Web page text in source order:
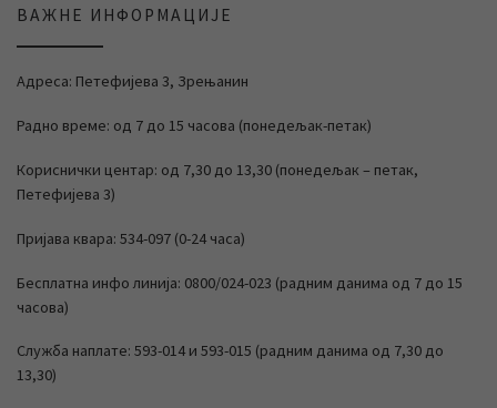
ВАЖНЕ ИНФОРМАЦИЈЕ
Адреса: Петефијева 3, Зрењанин
Радно време: од 7 до 15 часова (понедељак-петак)
Кориснички центар: од 7,30 до 13,30 (понедељак – петак,
Петефијева 3)
Пријава квара: 534-097 (0-24 часа)
Бесплатна инфо линија: 0800/024-023 (радним данима од 7 до 15
часова)
Служба наплате: 593-014 и 593-015 (радним данима од 7,30 до
13,30)